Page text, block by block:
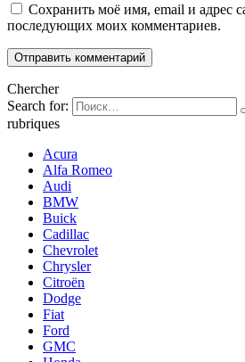
Сохранить моё имя, email и адрес
последующих моих комментариев.
Chercher
Search for:
rubriques
Acura
Alfa Romeo
Audi
BMW
Buick
Cadillac
Chevrolet
Chrysler
Citroën
Dodge
Fiat
Ford
GMC